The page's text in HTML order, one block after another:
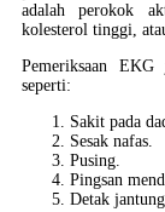
adalah perokok
kolesterol tinggi,
Pemeriksaan
seperti:
Sakit pada
Sesak nafas.
Pusing.
Pingsan
Detak